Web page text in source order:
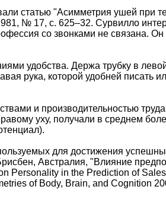
статью "Асимметрия ушей при
№ 17, с. 625–32. Сурвилло
со звонками не связана. Он
удобства. Держа трубку в
рука, которой удобней писать
и производительностью
уху, получали в среднем
для достижения
Австралия, "Влияние
Personality in the Prediction of
of Body, Brain, and Cognition